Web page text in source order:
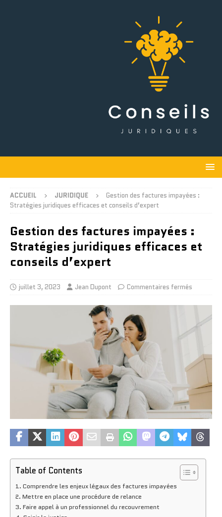
ACCUEIL JURIDIQUE
Gestion des factures impayées :
Stratégies juridiques efficaces et conseils d’expert
Gestion des factures impayées :
Stratégies juridiques efficaces et
conseils d’expert
juillet 3, 2023 Jean Dupont Commentaires fermés
Table of Contents
Comprendre les enjeux légaux des factures impayées
Mettre en place une procédure de relance
Faire appel à un professionnel du recouvrement